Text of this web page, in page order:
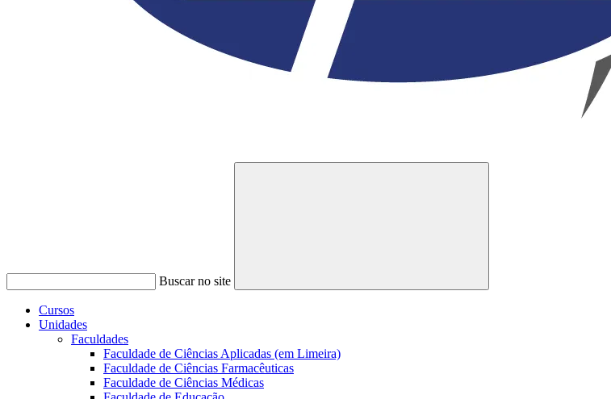
Buscar no site
Buscar
Cursos
Unidades
Faculdades
Faculdade de Ciências Aplicadas (em Limeira)
Faculdade de Ciências Farmacêuticas
Faculdade de Ciências Médicas